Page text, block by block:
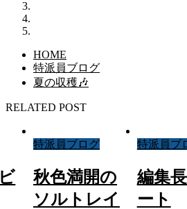
HOME
特派員ブログ
夏の収穫🎶
RELATED POST
特派員ブログ
秋色満開の
ソルトレイ
特派員ブ
編集
ート